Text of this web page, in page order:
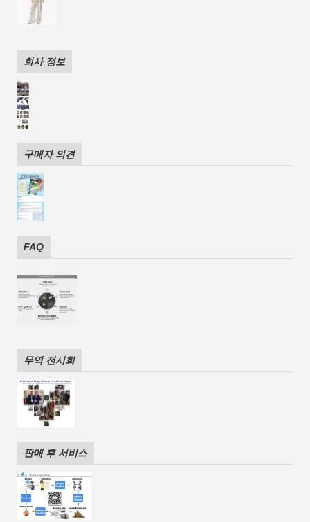
회사 정보
구매자 의견
FAQ
무역 전시회
판매 후 서비스